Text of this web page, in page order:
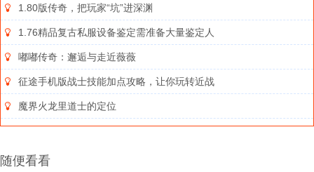
1.80版传奇，把玩家“坑”进深渊
1.76精品复古私服设备鉴定需准备大量鉴定人
嘟嘟传奇：邂逅与走近薇薇
征途手机版战士技能加点攻略，让你玩转近战
魔界火龙里道士的定位
随便看看